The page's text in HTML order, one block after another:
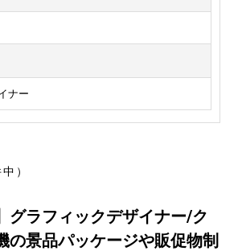
ナー
）
グラフィックデザイナー/ク
の景品パッケージや販促物制